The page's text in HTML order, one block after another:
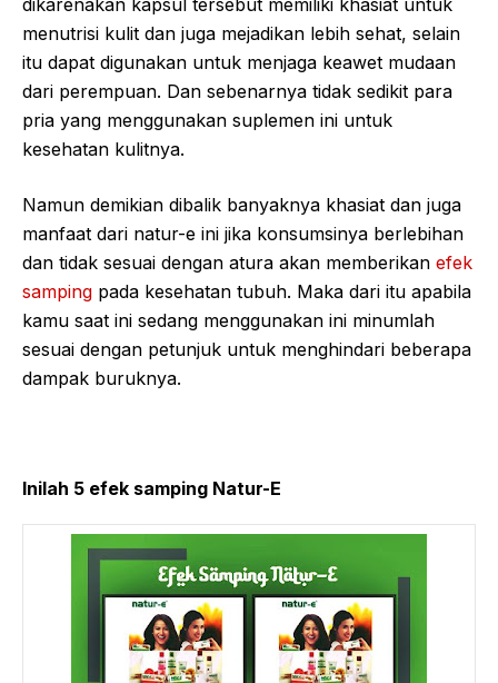
dikarenakan kapsul tersebut memiliki khasiat untuk
menutrisi kulit dan juga mejadikan lebih sehat, selain
itu dapat digunakan untuk menjaga keawet mudaan
dari perempuan. Dan sebenarnya tidak sedikit para
pria yang menggunakan suplemen ini untuk
kesehatan kulitnya.
Namun demikian dibalik banyaknya khasiat dan juga
manfaat dari natur-e ini jika konsumsinya berlebihan
dan tidak sesuai dengan atura akan memberikan efek
samping pada kesehatan tubuh. Maka dari itu apabila
kamu saat ini sedang menggunakan ini minumlah
sesuai dengan petunjuk untuk menghindari beberapa
dampak buruknya.
Inilah 5 efek samping Natur-E